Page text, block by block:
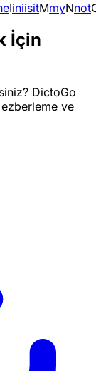
IiniisitMmyNnot
İçin
DictoGo
ve